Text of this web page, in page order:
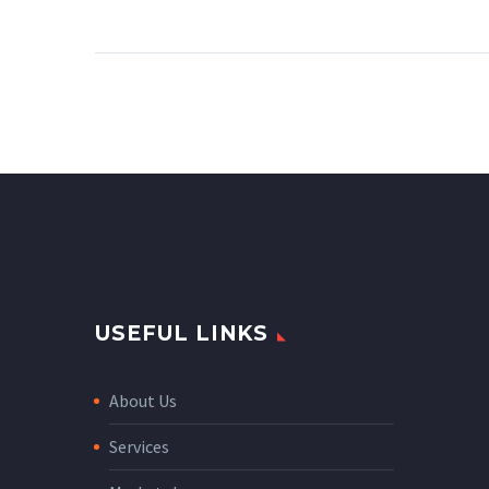
USEFUL LINKS
About Us
Services